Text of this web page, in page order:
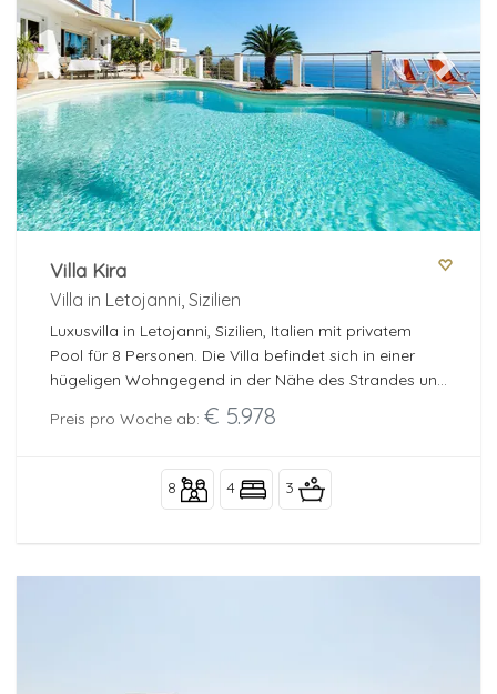
Previous Next
Villa Kira
Villa in Letojanni, Sizilien
Luxusvilla in Letojanni, Sizilien, Italien mit privatem
Pool für 8 Personen. Die Villa befindet sich in einer
hügeligen Wohngegend in der Nähe des Strandes und
ist 3 km vom Strand entfernt.
Preis pro Woche ab: € 5.978
8 4 3